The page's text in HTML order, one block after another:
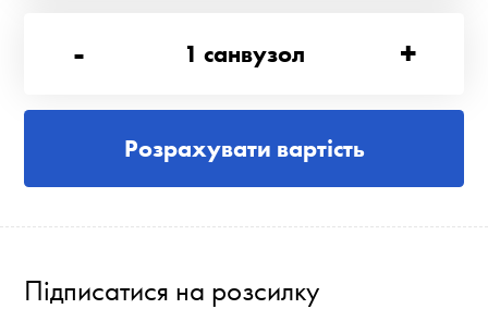
- 1 санвузол +
Розрахувати вартість
Підписатися на розсилку